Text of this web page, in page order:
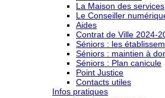
La Maison des services
Le Conseiller
Aides
Contrat de Ville 2024-
Séniors : les
Séniors : maintien à
Séniors : Plan canicule
Point Justice
Contacts utiles
Infos pratiques